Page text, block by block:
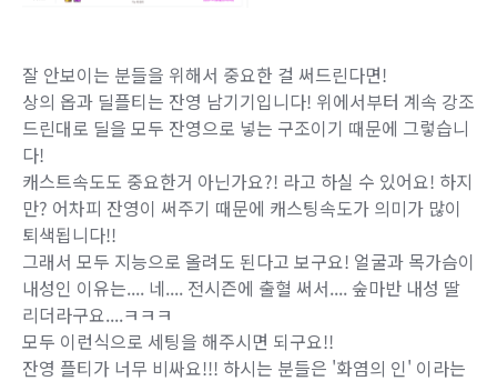
잘 안보이는 분들을 위해서 중요한 걸 써드린다면!
상의 옵과 딜플티는 잔영 남기기입니다! 위에서부터 계속 강조
드린대로 딜을 모두 잔영으로 넣는 구조이기 때문에 그렇습니
다!
캐스트속도도 중요한거 아닌가요?! 라고 하실 수 있어요! 하지
만? 어차피 잔영이 써주기 때문에 캐스팅속도가 의미가 많이
퇴색됩니다!!
그래서 모두 지능으로 올려도 된다고 보구요! 얼굴과 목가슴이
내성인 이유는.... 네.... 전시즌에 출혈 써서.... 숲마반 내성 딸
리더라구요....ㅋㅋㅋ
모두 이런식으로 세팅을 해주시면 되구요!!
잔영 플티가 너무 비싸요!!! 하시는 분들은 '화염의 인' 이라는